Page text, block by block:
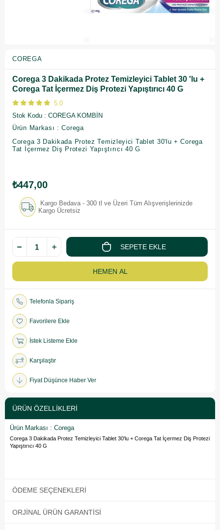
COREGA
Corega 3 Dakikada Protez Temizleyici Tablet 30 'lu +
Corega Tat İçermez Diş Protezi Yapıştırıcı 40 G
5.0
Stok Kodu
COREGA KOMBİN
Ürün Markası : Corega
Corega 3 Dakikada Protez Temizleyici Tablet 30'lu + Corega
Tat İçermez Diş Protezi Yapıştırıcı 40 G
₺447,00
Kargo Bedava - 300 tl ve Üzeri Tüm Alışverişlerinizde
Kargo Ücretsiz
Telefonla Sipariş
Favorilere Ekle
İstek Listeme Ekle
Karşılaştır
Fiyat Düşünce Haber Ver
ÜRÜN ÖZELLIKLERI
Ürün Markası : Corega
Corega 3 Dakikada Protez Temizleyici Tablet 30'lu + Corega Tat İçermez Diş Protezi
Yapıştırıcı 40 G
ÖDEME SEÇENEKLERI
ORJINAL ÜRÜN GARANTISI